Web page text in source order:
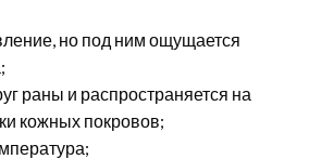
но под ним ощущается
раны и распространяется на
кожных покровов;